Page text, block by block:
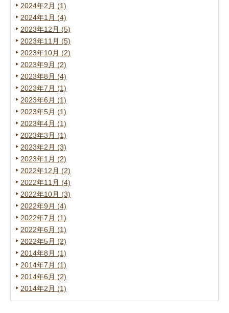
2024年2月 (1)
2024年1月 (4)
2023年12月 (5)
2023年11月 (5)
2023年10月 (2)
2023年9月 (2)
2023年8月 (4)
2023年7月 (1)
2023年6月 (1)
2023年5月 (1)
2023年4月 (1)
2023年3月 (1)
2023年2月 (3)
2023年1月 (2)
2022年12月 (2)
2022年11月 (4)
2022年10月 (3)
2022年9月 (4)
2022年7月 (1)
2022年6月 (1)
2022年5月 (2)
2014年8月 (1)
2014年7月 (1)
2014年6月 (2)
2014年2月 (1)